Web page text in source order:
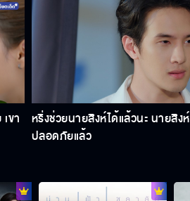
ขา
หริ่งช่วยนายสิงห์ได้แล้วนะ นายสิงห์
ปลอดภัยแล้ว